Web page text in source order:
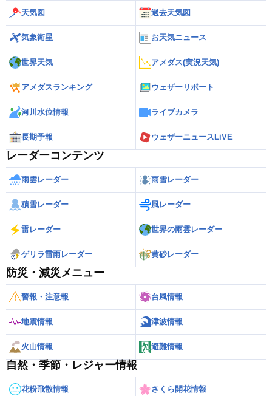
天気図 過去天気図
気象衛星 お天気ニュース
世界天気 アメダス(実況天気)
アメダスランキング ウェザーリポート
河川水位情報 ライブカメラ
長期予報 ウェザーニュースLiVE
レーダーコンテンツ
雨雲レーダー 雨雪レーダー
積雪レーダー 風レーダー
雷レーダー 世界の雨雲レーダー
ゲリラ雷雨レーダー 黄砂レーダー
防災・減災メニュー
警報・注意報 台風情報
地震情報 津波情報
火山情報 避難情報
自然・季節・レジャー情報
花粉飛散情報 さくら開花情報